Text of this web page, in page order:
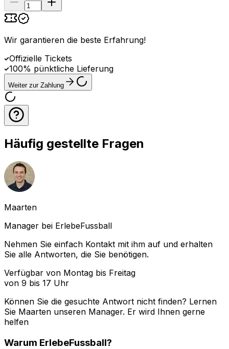
Wir garantieren die beste Erfahrung!
Offizielle Tickets
100% pünktliche Lieferung
Weiter zur Zahlung
Häufig gestellte Fragen
Maarten
Manager bei ErlebeFussball
Nehmen Sie einfach Kontakt mit ihm auf und erhalten
Sie alle Antworten, die Sie benötigen.
Verfügbar von Montag bis Freitag
von 9 bis 17 Uhr
Können Sie die gesuchte Antwort nicht finden? Lernen
Sie Maarten unseren Manager. Er wird Ihnen gerne
helfen
Warum ErlebeFussball?